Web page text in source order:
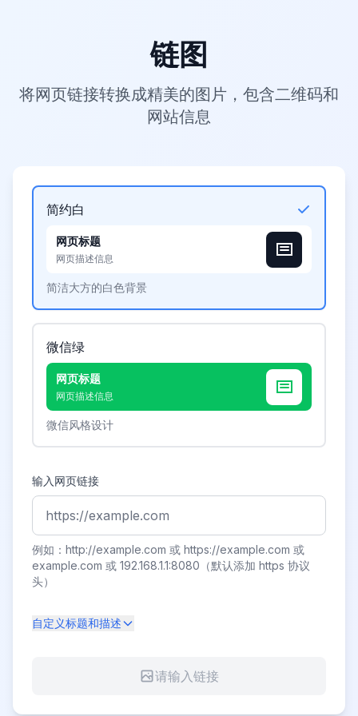
链图
将网页链接转换成精美的图片，包含二维码和
网站信息
简约白
网页标题
网页描述信息
简洁大方的白色背景
微信绿
网页标题
网页描述信息
微信风格设计
输入网页链接
例如：http://example.com 或 https://example.com 或
example.com 或 192.168.1.1:8080（默认添加 https 协议
头）
自定义标题和描述
请输入链接